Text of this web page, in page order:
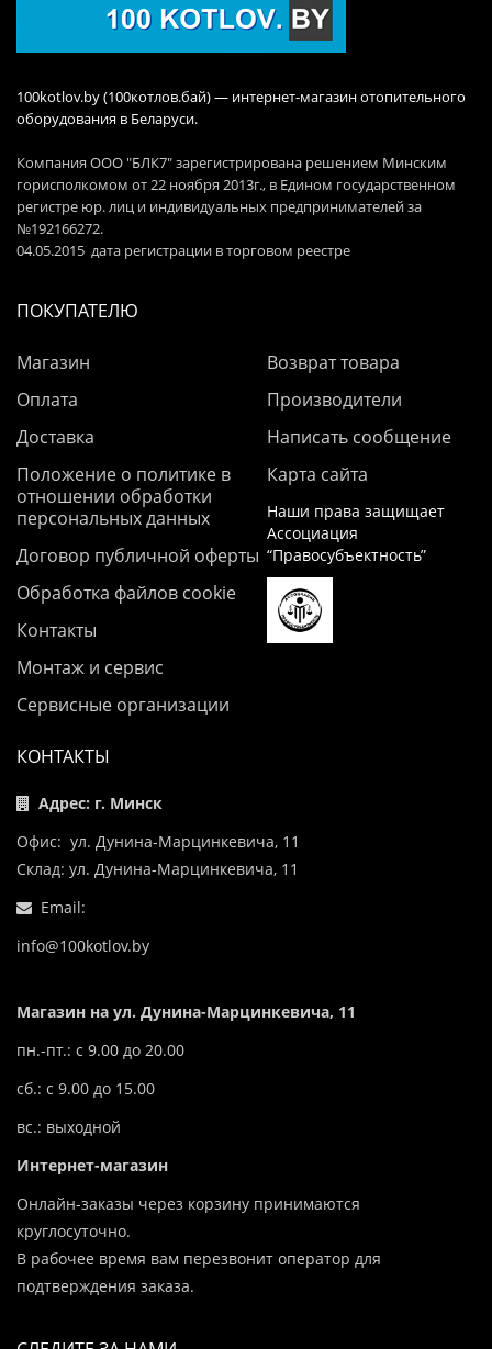
100kotlov.by (100котлов.бай) — интернет-магазин отопительного
оборудования в Беларуси.
Компания ООО "БЛК7" зарегистрирована решением Минским
горисполкомом от 22 ноября 2013г., в Едином государственном
регистре юр. лиц и индивидуальных предпринимателей за
№192166272.
04.05.2015 дата регистрации в торговом реестре
ПОКУПАТЕЛЮ
Магазин
Оплата
Доставка
Положение о политике в
отношении обработки
персональных данных
Договор публичной оферты
Обработка файлов cookie
Контакты
Монтаж и сервис
Сервисные организации
Возврат товара
Производители
Написать сообщение
Карта сайта
Наши права защищает
Ассоциация
“Правосубъектность”
КОНТАКТЫ
Адрес: г. Минск
Офис: ул. Дунина-Марцинкевича, 11
Склад: ул. Дунина-Марцинкевича, 11
Email:
info@100kotlov.by
Магазин на ул. Дунина-Марцинкевича, 11
пн.-пт.: с 9.00 до 20.00
сб.: с 9.00 до 15.00
вс.: выходной
Интернет-магазин
Онлайн-заказы через корзину принимаются
круглосуточно.
В рабочее время вам перезвонит оператор для
подтверждения заказа.